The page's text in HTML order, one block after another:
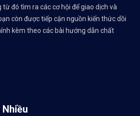
đó tìm ra các cơ hội để giao dịch và
còn được tiếp cận nguồn kiến thức dồi
kèm theo các bài hướng dẫn chất